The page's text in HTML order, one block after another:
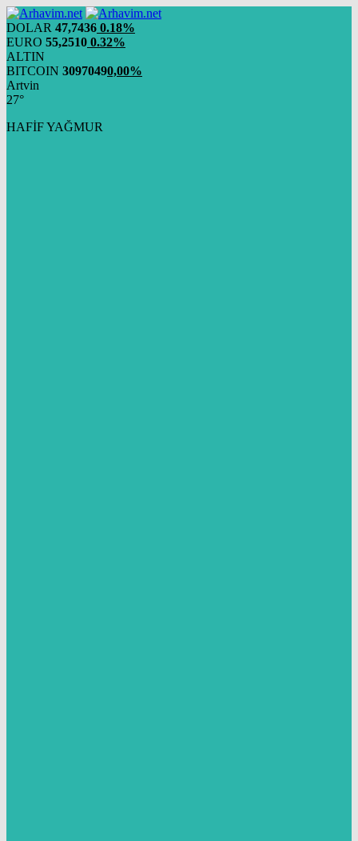
DOLAR 47,7436 0.18%
EURO 55,2510 0.32%
ALTIN
BITCOIN 30970490,00%
Artvin
27°
HAFİF YAĞMUR